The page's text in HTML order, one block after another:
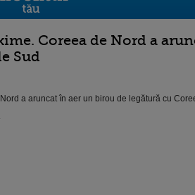
Coreea de Nord a
Sud
a aruncat în aer un birou de legătură cu